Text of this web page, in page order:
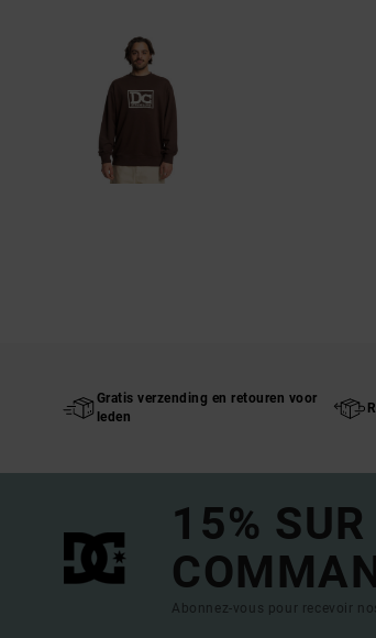
Gratis verzending en retouren voor
leden
15%
Abonnez-vous pour recevoir